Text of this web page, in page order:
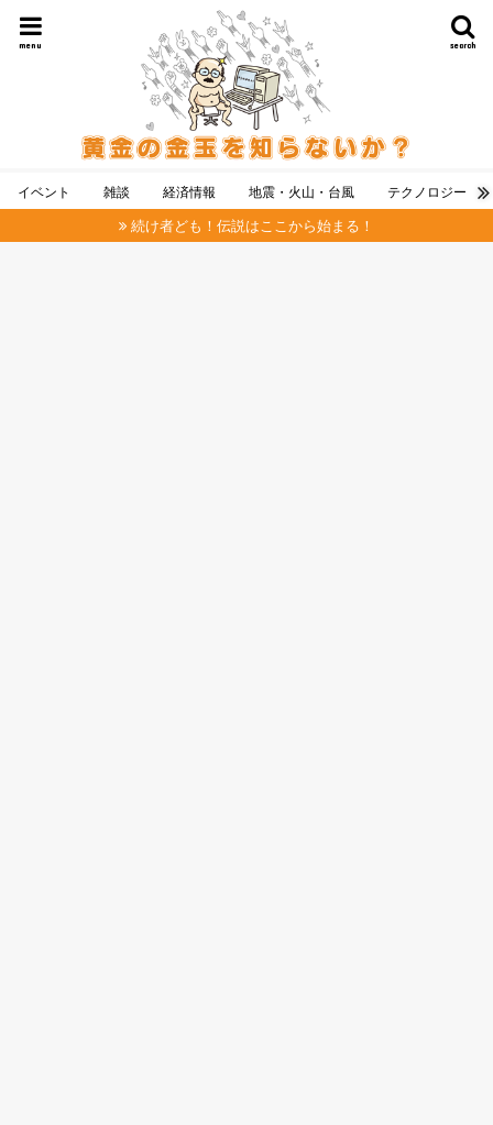
search
menu
イベント 雑談 経済情報 地震・火山・台風 テクノロジー
続け者ども！伝説はここから始まる！